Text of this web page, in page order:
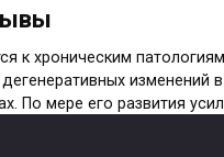
к хроническим
изменений в
По мере его развития